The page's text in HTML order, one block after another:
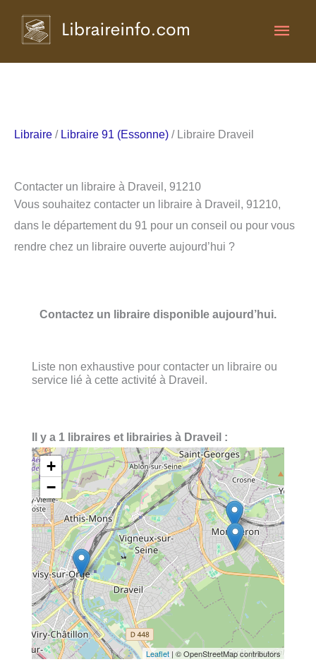
Libraire / Libraire 91 (Essonne) / Libraire Draveil
Contacter un libraire à Draveil, 91210
Vous souhaitez contacter un libraire à Draveil, 91210,
dans le département du 91 pour un conseil ou pour vous
rendre chez un libraire ouverte aujourd’hui ?
Contactez un libraire disponible aujourd’hui.
Liste non exhaustive pour contacter un libraire ou
service lié à cette activité à Draveil.
Il y a 1 libraires et librairies à Draveil :
+
−
Leaflet | © OpenStreetMap contributors